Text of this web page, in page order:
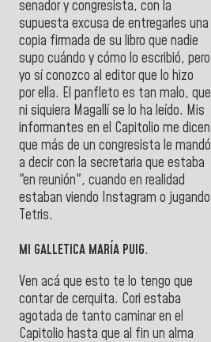
senador y congresista, con la
supuesta excusa de entregarles una
copia firmada de su libro que nadie
supo cuándo y cómo lo escribió, pero
yo sí conozco al editor que lo hizo
por ella. El panfleto es tan malo, que
ni siquiera Magallí se lo ha leído. Mis
informantes en el Capitolio me dicen
que más de un congresista le mandó
a decir con la secretaria que estaba
"en reunión", cuando en realidad
estaban viendo Instagram o jugando
Tetris.
MI GALLETICA MARÍA PUIG.
Ven acá que esto te lo tengo que
contar de cerquita. Cori estaba
agotada de tanto caminar en el
Capitolio hasta que al fin un alma